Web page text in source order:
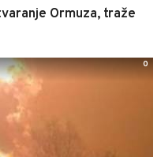
Ormuza, traže
0